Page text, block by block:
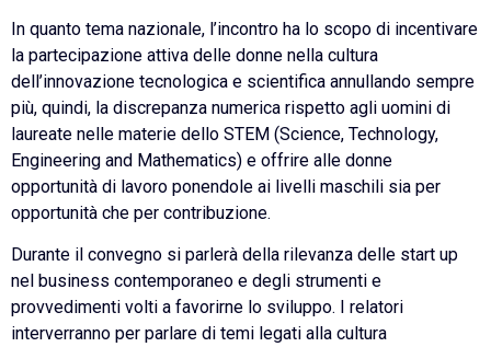
In quanto tema nazionale, l’incontro ha lo scopo di incentivare
la partecipazione attiva delle donne nella cultura
dell’innovazione tecnologica e scientifica annullando sempre
più, quindi, la discrepanza numerica rispetto agli uomini di
laureate nelle materie dello STEM (Science, Technology,
Engineering and Mathematics) e offrire alle donne
opportunità di lavoro ponendole ai livelli maschili sia per
opportunità che per contribuzione.
Durante il convegno si parlerà della rilevanza delle start up
nel business contemporaneo e degli strumenti e
provvedimenti volti a favorirne lo sviluppo. I relatori
interverranno per parlare di temi legati alla cultura